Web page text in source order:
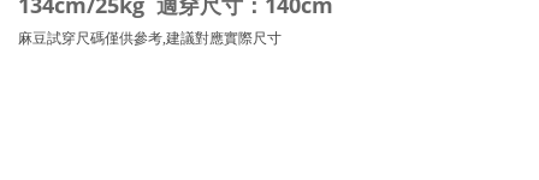
麻豆試穿尺碼僅供參考,建議對應實際尺寸